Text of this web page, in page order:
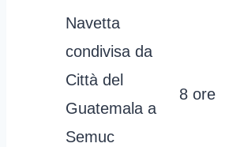
Navetta
condivisa da
Città del
Guatemala a
Semuc
8 ore